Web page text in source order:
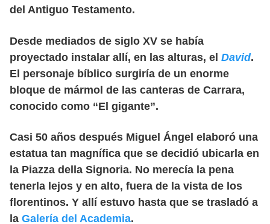
del Antiguo Testamento.
Desde mediados de siglo XV se había
proyectado instalar allí, en las alturas, el David.
El personaje bíblico surgiría de un enorme
bloque de mármol de las canteras de Carrara,
conocido como “El gigante”.
Casi 50 años después Miguel Ángel elaboró una
estatua tan magnífica que se decidió ubicarla en
la Piazza della Signoria. No merecía la pena
tenerla lejos y en alto, fuera de la vista de los
florentinos. Y allí estuvo hasta que se trasladó a
la Galería del Academia.